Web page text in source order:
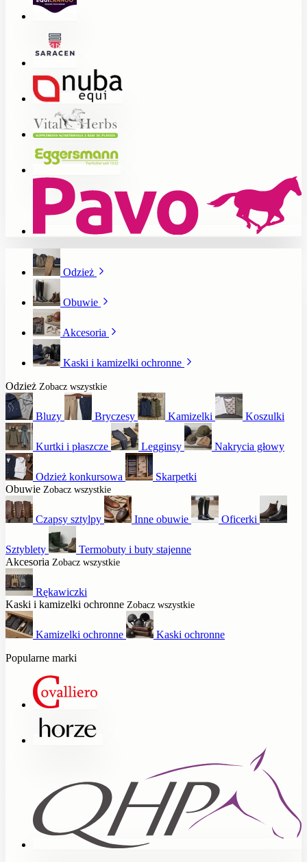
Odzież
Obuwie
Akcesoria
Kaski i kamizelki ochronne
Odzież Zobacz wszystkie
Bluzy Bryczesy Kamizelki Koszulki
Kurtki i płaszcze Legginsy Nakrycia głowy
Odzież konkursowa
Skarpetki
Obuwie Zobacz wszystkie
Czapsy sztylpy Inne obuwie Oficerki
Sztyblety
Termobuty i buty stajenne
Akcesoria Zobacz wszystkie
Rękawiczki
Kaski i kamizelki ochronne Zobacz wszystkie
Kamizelki ochronne
Kaski ochronne
Popularne marki